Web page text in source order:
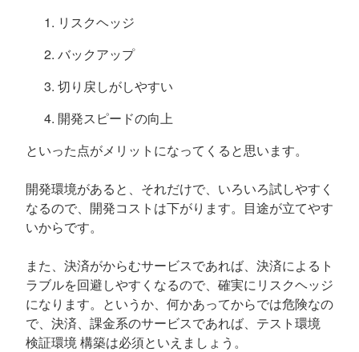
リスクヘッジ
バックアップ
切り戻しがしやすい
開発スピードの向上
といった点がメリットになってくると思います。
開発環境があると、それだけで、いろいろ試しやすく
なるので、開発コストは下がります。目途が立てやす
いからです。
また、決済がからむサービスであれば、決済によるト
ラブルを回避しやすくなるので、確実にリスクヘッジ
になります。というか、何かあってからでは危険なの
で、決済、課金系のサービスであれば、テスト環境
検証環境 構築は必須といえましょう。